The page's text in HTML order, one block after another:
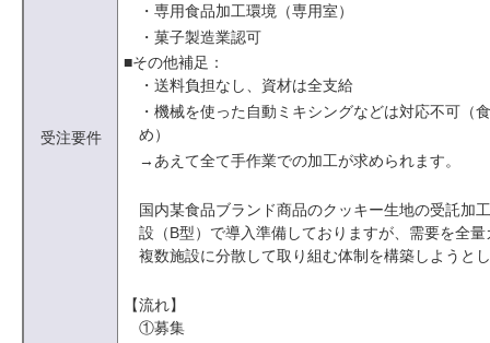
受注要件
・専用食品加工環境（専用室）
・菓子製造業認可
■その他補足：
・送料負担なし、資材は全支給
・機械を使った自動ミキシングなどは対応不可（
め）
→あえて全て手作業での加工が求められます。
国内某食品ブランド商品のクッキー生地の受託加
設（B型）で導入準備しておりますが、需要を全
複数施設に分散して取り組む体制を構築しようと
【流れ】
①募集